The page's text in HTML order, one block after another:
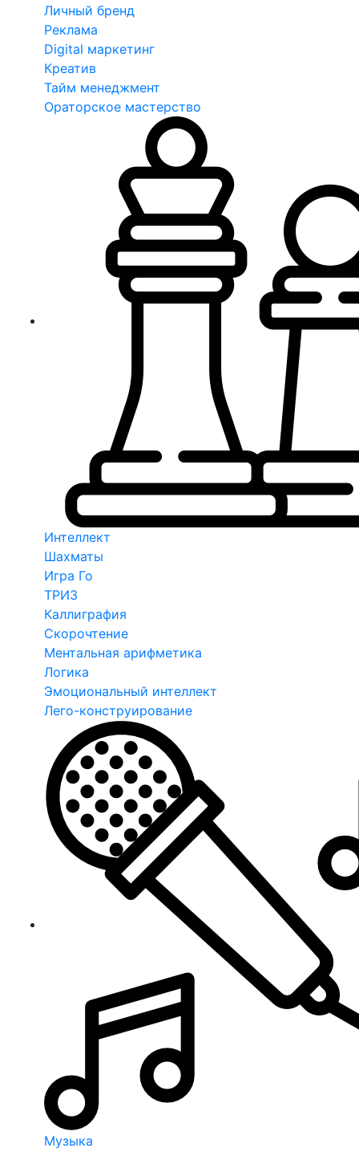
Личный бренд
Реклама
Digital маркетинг
Креатив
Тайм менеджмент
Ораторское мастерство
Интеллект
Шахматы
Игра Го
ТРИЗ
Каллиграфия
Скорочтение
Ментальная арифметика
Логика
Эмоциональный интеллект
Лего-конструирование
Музыка